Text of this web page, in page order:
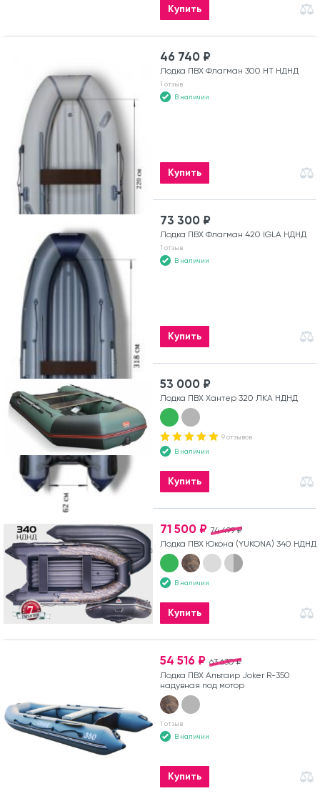
Купить
46 740 ₽
Лодка ПВХ Флагман 300 HT НДНД
1 отзыв
В наличии
Купить
73 300 ₽
Лодка ПВХ Флагман 420 IGLA НДНД
1 отзыв
В наличии
Купить
53 000 ₽
Лодка ПВХ Хантер 320 ЛКА НДНД
9 отзывов
В наличии
Купить
74 499 ₽
71 500 ₽
Лодка ПВХ Юкона (YUKONA) 340 НДНД
В наличии
Купить
63 630 ₽
54 516 ₽
Лодка ПВХ Альтаир Joker R-350
надувная под мотор
1 отзыв
В наличии
Купить